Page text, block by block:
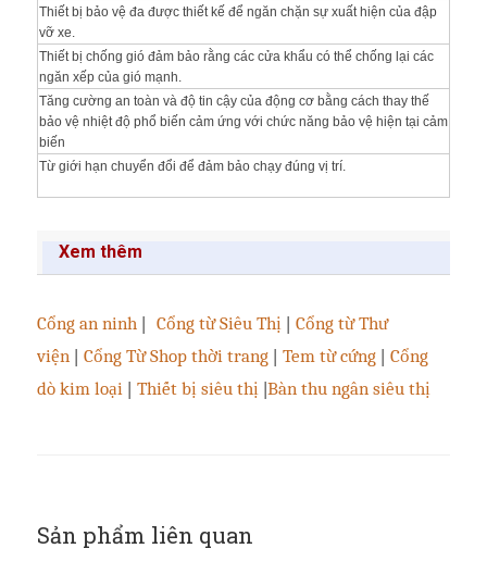
Thiết bị bảo vệ đa được thiết kế để ngăn chặn sự xuất hiện của đập
vỡ xe.
Thiết bị chống gió đảm bảo rằng các cửa khẩu có thể chống lại các
ngăn xếp của gió mạnh.
Tăng cường an toàn và độ tin cậy của động cơ bằng cách thay thế
bảo vệ nhiệt độ phổ biến cảm ứng với chức năng bảo vệ hiện tại cảm
biến
Từ giới hạn chuyển đổi để đảm bảo chạy đúng vị trí.
Xem thêm
Cổng an ninh | Cổng từ Siêu Thị | Cổng từ Thư
viện | Cổng Từ Shop thời trang | Tem từ cứng | Cổng
dò kim loại | Thiết bị siêu thị |Bàn thu ngân siêu thị
Sản phẩm liên quan